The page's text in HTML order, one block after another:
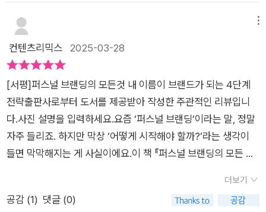
정체성 #경쟁시대 #불확실성 #가치 #방향 #스스로설정 #글쓰
기의힘 #퍼스널브랜딩의필요성 #개인브랜드 #자기표현 #자신
의세계관 #흔들리지않는나 #변화하는시대 #실천적방법 #자신
을단단하게세우기 #생존의문제 #필수전략 #개인성장 #자기계
나 #타인과의공감 #글쓰기의매개 #자기탐구의힘 #개인브랜딩
의힘
이되는 것이다. 지속적인 노력에 진화하는 콘텐츠, 소통을 통한팬
덤의 형성 이런 것이 쌓이면 가능해진다. 하지만 여기서 사람들은
오해한다. 영상이나 숏폼으로 그것을 하면 이해도 쉽고 공감도도
높이며 수익을 극대화 하지 않을까. 하지만 전달이 쉬운 만큼 그
이해 또한 가볍고 전문성 없는 트렌드와 철학과 가치가 담아내기
쉽지 않다. 블로그도 좋은 방법이긴 하지만 자신을 브랜딩 하기에
는 미흡하다. 그래서저자가 권하는 퍼스널 브랜딩의 가장 확고한
방법은 자신만의 가치관을 담아 지속적인 글쓰기, 막연한 압축과
상태묘사가 아닌 자신의 견해를 바탕으로 새로운 관점을 제시하
만 폭이 넓어진 세상의 다양성에 사람들의 호기심과 이해도도 넓
어졌다. 그래서 텍스트가효과적이고 나아가 책을 출간 했다 하면
였고, 책은 크게 '1인 기업을 꿈꾸는 직장인을 위한 마인드셋', '나
의 본질을 찾기 위한 고민과 훈련', '가치를 입히는 브랜딩 글쓰기',
'내 이름이 브랜드가 되는 책 쓰기' 네 스텝으로 구성된다. 첫 번
겹쳐지는 부분들도 있었다. 퍼스널 브랜딩에 있어 일곱 개의 마인
드셋은 막연한 브랜딩과 다른 부분이 아닌가 싶다. 철학 책을 통
해 감을 잡아가는 내용이 보다 쉽게 정리가 되어 있었기에 어쩌면
저자의 말이 흘러가듯 읽힐지도 모르겠다. 상황에 따라 책에서 읽
히는 게 다른데 지금은 내게 필요한 것들이 있기에 다른 책과 함
께 읽으며 다가오는 것들이 있었다. 첫 번째 스텝에서 마인드셋
의 필요에 대해 알았다면 두 번째 스텝에서는 어떻게 나의 본질을
컨텐츠리믹스 2025-03-28
[서평]퍼스널 브랜딩의 모든것 내 이름이 브랜드가 되는 4단계
전략출판사로부터 도서를 제공받아 작성한 주관적인 리뷰입니
다.사진 설명을 입력하세요.요즘 ‘퍼스널 브랜딩’이라는 말, 정말
자주 들리죠. 하지만 막상 ‘어떻게 시작해야 할까?’라는 생각이
들면 막막해지는 게 사실이에요.이 책 『퍼스널 브랜딩의 모든 것』
기계발서가 아니라, '글쓰기'를 통해 자기 인생을 정리하고, 브랜
드로 만들어가는 구체적인 방법을 알려줍니다.자신을 브랜딩하
더보기
공감 (1) 댓글 (0)